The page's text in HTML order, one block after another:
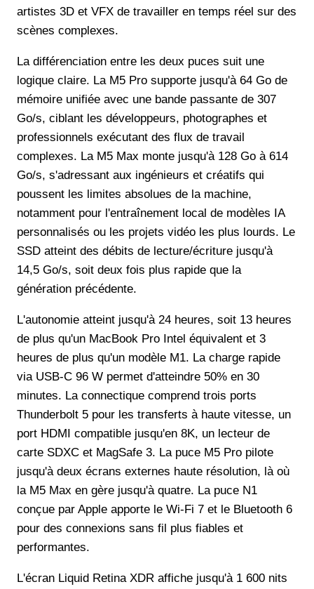
artistes 3D et VFX de travailler en temps réel sur des
scènes complexes.
La différenciation entre les deux puces suit une
logique claire. La M5 Pro supporte jusqu'à 64 Go de
mémoire unifiée avec une bande passante de 307
Go/s, ciblant les développeurs, photographes et
professionnels exécutant des flux de travail
complexes. La M5 Max monte jusqu'à 128 Go à 614
Go/s, s'adressant aux ingénieurs et créatifs qui
poussent les limites absolues de la machine,
notamment pour l'entraînement local de modèles IA
personnalisés ou les projets vidéo les plus lourds. Le
SSD atteint des débits de lecture/écriture jusqu'à
14,5 Go/s, soit deux fois plus rapide que la
génération précédente.
L'autonomie atteint jusqu'à 24 heures, soit 13 heures
de plus qu'un MacBook Pro Intel équivalent et 3
heures de plus qu'un modèle M1. La charge rapide
via USB-C 96 W permet d'atteindre 50% en 30
minutes. La connectique comprend trois ports
Thunderbolt 5 pour les transferts à haute vitesse, un
port HDMI compatible jusqu'en 8K, un lecteur de
carte SDXC et MagSafe 3. La puce M5 Pro pilote
jusqu'à deux écrans externes haute résolution, là où
la M5 Max en gère jusqu'à quatre. La puce N1
conçue par Apple apporte le Wi-Fi 7 et le Bluetooth 6
pour des connexions sans fil plus fiables et
performantes.
L'écran Liquid Retina XDR affiche jusqu'à 1 600 nits